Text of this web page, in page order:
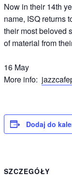
Now in their 14th
name, ISQ returns
their most beloved
of material from
16 May
More info:
Dodaj do
SZCZEGÓŁY